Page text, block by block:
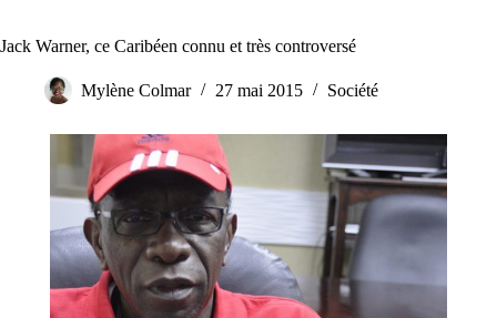
Jack Warner, ce Caribéen connu et très controversé
Mylène Colmar 27 mai 2015 Société